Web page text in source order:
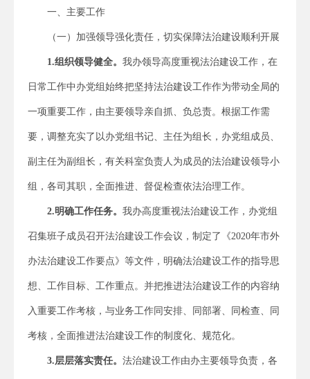
一、主要工作
（一）加强领导强化责任，切实保障法治建设顺利开展
1.组织领导健全。 我办领导高度重视法治建设工作，在
日常工作中办党组始终把坚持法治建设工作作为带动全局的
一项重要工作，由主要领导亲自抓、负总责。根据工作需
要，调整充实了以办党组书记、主任为组长，办党组成员、
副主任为副组长，有关科室负责人为成员的法治建设领导小
组，各司其职，全面推进、督促检查依法治理工作。
2.明确工作任务。 我办高度重视法治建设工作，办党组
召集班子成员召开法治建设工作会议，制定了《2020年市外
办法治建设工作要点》等文件，明确法治建设工作的指导思
想、工作目标、工作重点。并把推进法治建设工作的内容纳
入重要工作考核，与业务工作同安排、同部署、同检查、同
考核，全面推进法治建设工作的制度化、规范化。
3.层层落实责任。 法治建设工作由办主要领导负责，各